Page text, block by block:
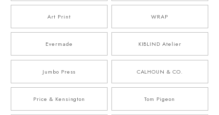
Art Print WRAP
Evermade KIBLIND Atelier
Jumbo Press CALHOUN & CO.
Price & Kensington Tom Pigeon